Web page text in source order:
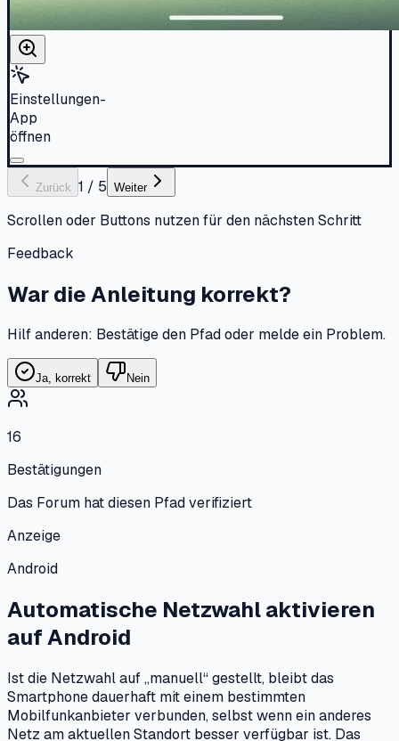
Einstellungen-
App
öffnen
Zurück 1 / 5 Weiter
Scrollen oder Buttons nutzen für den nächsten Schritt
Feedback
War die Anleitung korrekt?
Hilf anderen: Bestätige den Pfad oder melde ein Problem.
Ja, korrekt Nein
16
Bestätigungen
Das Forum hat diesen Pfad verifiziert
Anzeige
Android
Automatische Netzwahl aktivieren
aufAndroid
Ist die Netzwahl auf „manuell“ gestellt, bleibt das
Smartphone dauerhaft mit einem bestimmten
Mobilfunkanbieter verbunden, selbst wenn ein anderes
Netz am aktuellen Standort besser verfügbar ist. Das